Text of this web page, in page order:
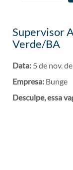
Supervisor
Verde/BA
Data: 5 de nov.
Empresa: Bunge
Desculpe, essa